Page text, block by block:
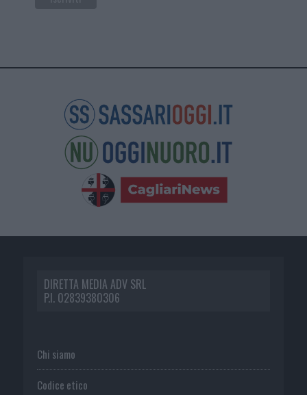
DIRETTA MEDIA ADV SRL
P.I. 02839380306
Chi siamo
Codice etico